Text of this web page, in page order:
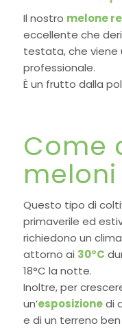
Il nostro melone
eccellente che
testata, che viene
professionale.
È un frutto dalla
Come
meloni
Questo tipo di
primaverile ed
richiedono un
attorno ai 30°C
18°C la notte.
Inoltre, per
un’esposizionedi
e di un terreno